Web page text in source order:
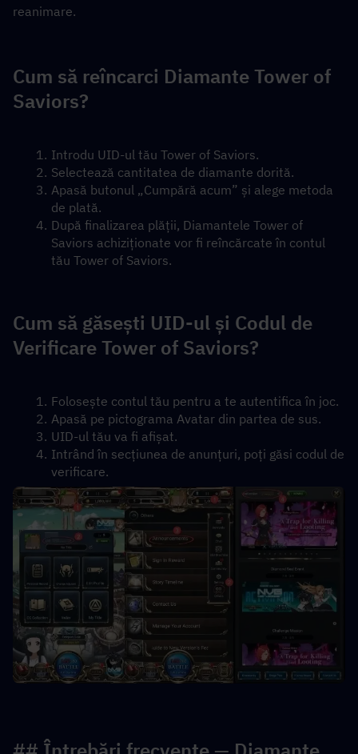
reanimare.
Cum să reîncarci Diamante Tower of
Saviors?
Introdu UID-ul tău Tower of Saviors.
Selectează cantitatea de diamante dorită.
Apasă butonul „Cumpără acum” și alege metoda
de plată.
După finalizarea plății, Diamantele Tower of
Saviors achiziționate vor fi reîncărcate în contul
tău Tower of Saviors.
Cum să găsești UID-ul și Codul de
Verificare Tower of Saviors?
Folosește contul tău pentru a te autentifica în joc.
Apasă pe pictograma Avatar din partea de sus.
UID-ul tău va fi afișat.
Intrând în secțiunea de anunțuri, poți găsi codul de
verificare.